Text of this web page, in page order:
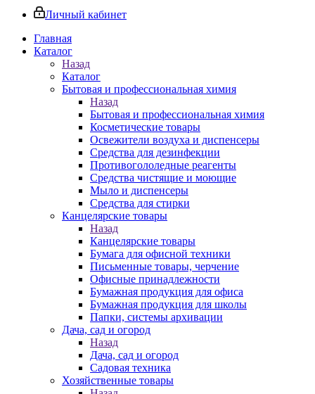
Личный кабинет
Главная
Каталог
Назад
Каталог
Бытовая и профессиональная химия
Назад
Бытовая и профессиональная химия
Косметические товары
Освежители воздуха и диспенсеры
Средства для дезинфекции
Противогололедные реагенты
Средства чистящие и моющие
Мыло и диспенсеры
Средства для стирки
Канцелярские товары
Назад
Канцелярские товары
Бумага для офисной техники
Письменные товары, черчение
Офисные принадлежности
Бумажная продукция для офиса
Бумажная продукция для школы
Папки, системы архивации
Дача, сад и огород
Назад
Дача, сад и огород
Садовая техника
Хозяйственные товары